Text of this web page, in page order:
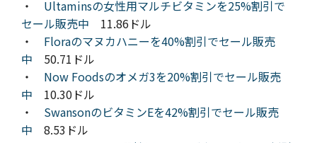
・ Ultaminsの女性用マルチビタミンを25%割引で
セール販売中 11.86ドル
・ Floraのマヌカハニーを40%割引でセール販売
中 50.71ドル
・ Now Foodsのオメガ3を20%割引でセール販売
中 10.30ドル
・ SwansonのビタミンEを42%割引でセール販売
中 8.53ドル